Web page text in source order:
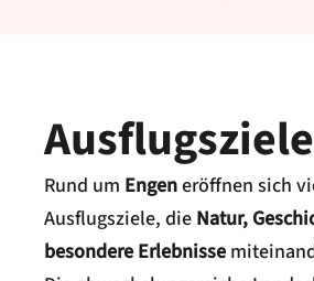
Ausflugsziele
Rund um Engeneröffnen sich
Ausflugsziele, die Natur,
besondere Erlebnisse